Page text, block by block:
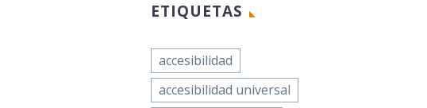
ETIQUETAS
accesibilidad
accesibilidad universal